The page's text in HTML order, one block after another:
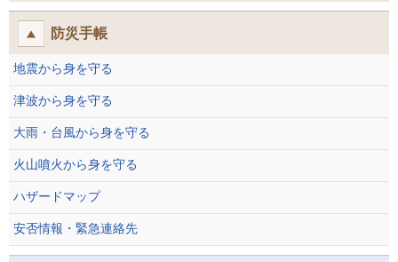
防災手帳
地震から身を守る
津波から身を守る
大雨・台風から身を守る
火山噴火から身を守る
ハザードマップ
安否情報・緊急連絡先